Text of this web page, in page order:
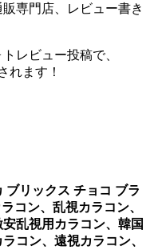
専門店、レビュー書き
レビュー投稿で、
れます！
ブリックス チョコ ブラ
コン、乱視カラコン、
乱視用カラコン、韓国
コン、遠視カラコン、